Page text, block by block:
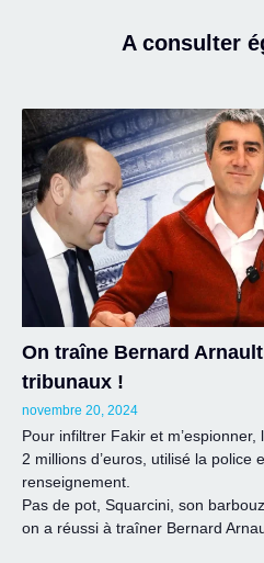
A consulter
On traîne Bernard
tribunaux !
novembre 20, 2024
Pour infiltrer Fakir et
2 millions d’euros, utilisé la police
renseignement.
Pas de pot, Squarcini, son
on a réussi à traîner Bernard